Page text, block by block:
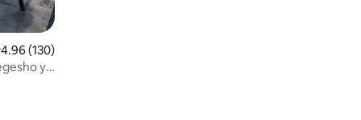
wa wastani wa 4.96 kati ya 5, tathmini 130
4.96 (130)
ya